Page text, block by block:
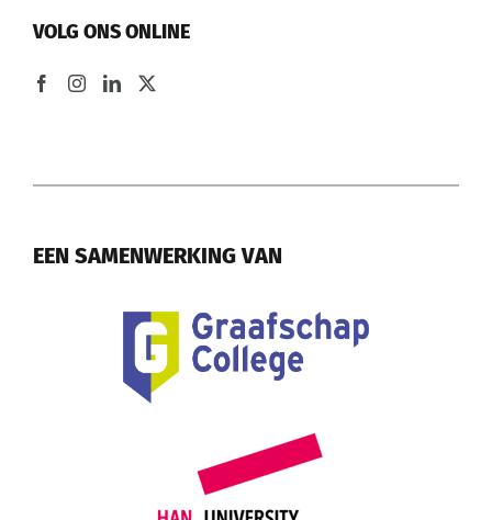
VOLG ONS ONLINE
EEN SAMENWERKING VAN